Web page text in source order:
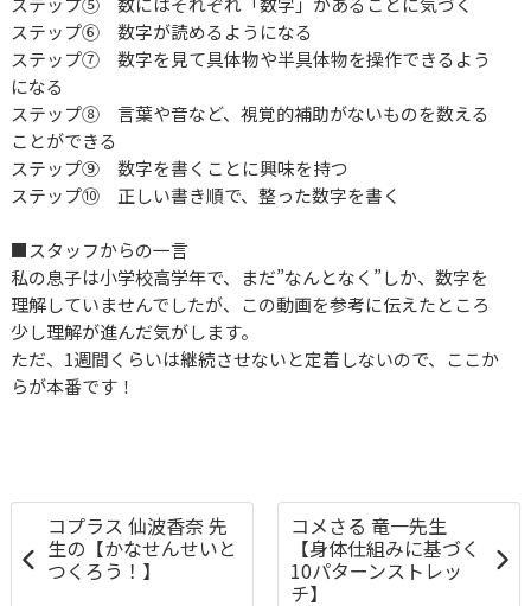
ステップ⑥ 数字が読めるようになる
ステップ⑦ 数字を見て具体物や半具体物を操作できるよう
になる
ステップ⑧ 言葉や音など、視覚的補助がないものを数える
ことができる
ステップ⑨ 数字を書くことに興味を持つ
ステップ⑩ 正しい書き順で、整った数字を書く
■スタッフからの一言
私の息子は小学校高学年で、まだ”なんとなく”しか、数字を
理解していませんでしたが、この動画を参考に伝えたところ
少し理解が進んだ気がします。
ただ、1週間くらいは継続させないと定着しないので、ここか
らが本番です！
コプラス 仙波香奈 先
生の【かなせんせいと
つくろう！】
コメさる 竜一先生
【身体仕組みに基づく
10パターンストレッ
チ】